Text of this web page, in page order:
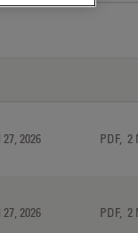
2026 PDF, 2
2026 PDF, 2